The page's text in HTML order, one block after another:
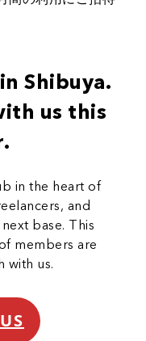
Shibuya.
us this
in the heart of
and
base. This
members are
with us.